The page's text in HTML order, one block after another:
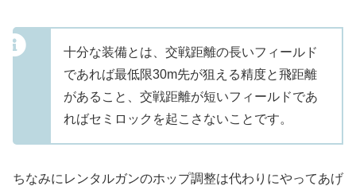
十分な装備とは、交戦距離の長いフィールド
であれば最低限30m先が狙える精度と飛距離
があること、交戦距離が短いフィールドであ
ればセミロックを起こさないことです。
ちなみにレンタルガンのホップ調整は代わりにやってあげ